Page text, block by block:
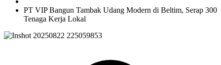
PT VIP Bangun Tambak Udang Modern di Beltim, Serap 300
Tenaga Kerja Lokal